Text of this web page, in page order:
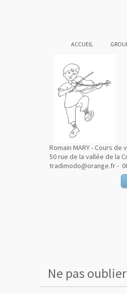
ACCUEIL
Romain MARY - Cours
50 rue de la vallée de la
tradimodo@orange.fr -
Ne pas